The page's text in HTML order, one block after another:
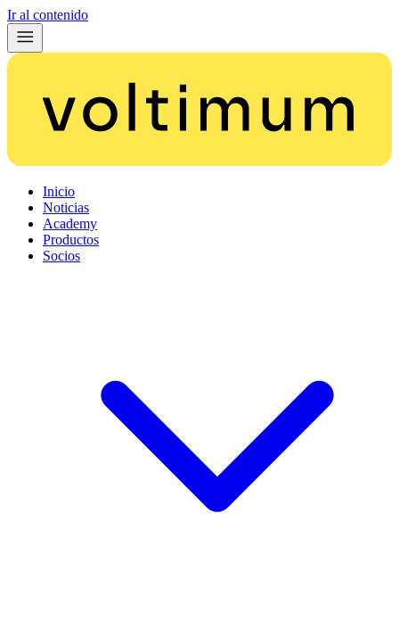
Ir al contenido
Inicio
Noticias
Academy
Productos
Socios